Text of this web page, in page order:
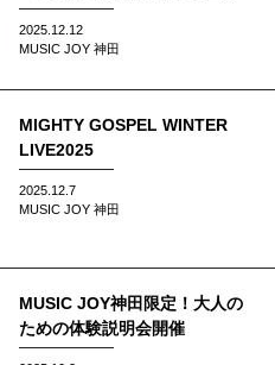
にて
2025.12.12
MUSIC JOY 神田
MIGHTY GOSPEL WINTER
LIVE2025
2025.12.7
MUSIC JOY 神田
MUSIC JOY神田限定！大人の
ための体験説明会開催